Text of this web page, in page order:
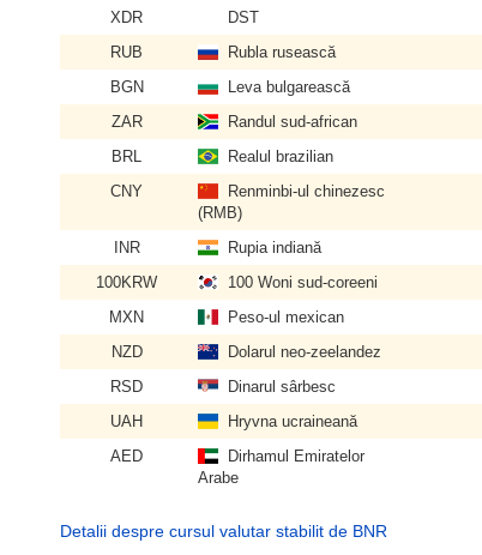
XDR
DST
RUB
Rubla rusească
BGN
Leva bulgarească
ZAR
Randul sud-african
BRL
Realul brazilian
CNY
Renminbi-ul chinezesc
(RMB)
INR Rupia indiană
100KRW
100 Woni sud-coreeni
MXN
Peso-ul mexican
NZD
Dolarul neo-zeelandez
RSD
Dinarul sârbesc
UAH
Hryvna ucraineană
AED
Dirhamul Emiratelor
Arabe
Detalii despre cursul valutar stabilit de BNR